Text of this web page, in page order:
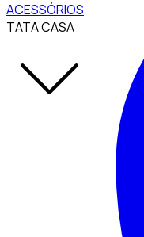
ACESSÓRIOS
TATA CASA